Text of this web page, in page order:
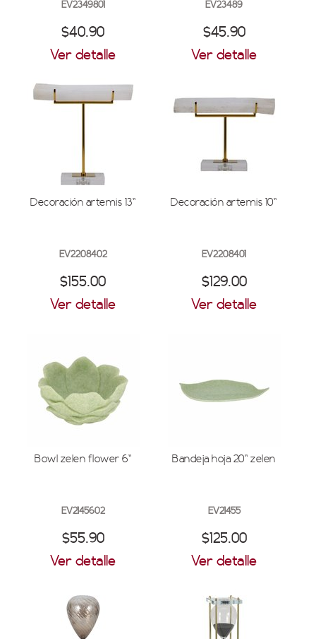
EV2349801
$40.90
Ver detalle
EV23489
$45.90
Ver detalle
Decoración artemis 13''
EV2208402
$155.00
Ver detalle
Decoración artemis 10''
EV2208401
$129.00
Ver detalle
Bowl zelen flower 6''
EV2145602
$55.90
Ver detalle
Bandeja hoja 20'' zelen
EV21455
$125.00
Ver detalle